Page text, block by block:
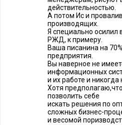
действительностью.
А потом Ис и
производящих.
Я специально осилил
РЖД, к примеру.
Ваша писанина на
предприятия.
Вы наверное не
информационных
и их работе и
Хотя
позволить себе
искать решения по
сложных бизнес-
и весомой